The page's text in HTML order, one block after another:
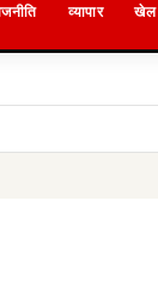
व्यापार खेल